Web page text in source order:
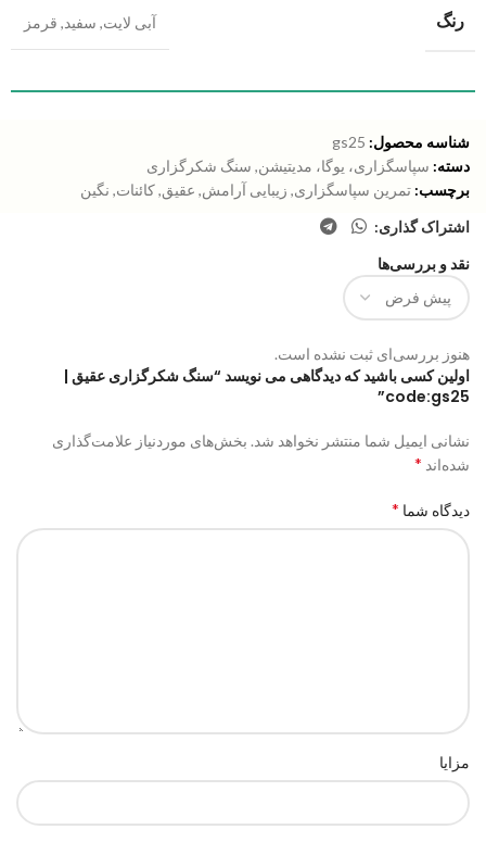
رنگ آبی لایت, سفید, قرمز
شناسه محصول: gs25
دسته: سپاسگزاری، یوگا، مدیتیشن, سنگ شکرگزاری
برچسب: تمرین سپاسگزاری, زیبایی آرامش, عقیق,کائنات, نگین
اشتراک گذاری:
نقد و بررسی‌ها
هنوز بررسی‌ای ثبت نشده است.
اولین کسی باشید که دیدگاهی می نویسد “سنگ شکرگزاری عقیق |
code:gs25”
نشانی ایمیل شما منتشر نخواهد شد. بخش‌های موردنیاز علامت‌گذاری
شده‌اند *
دیدگاه شما *
مزایا